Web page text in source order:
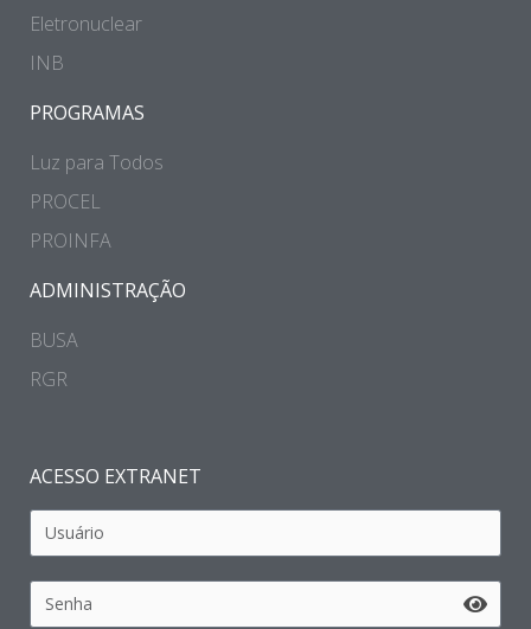
Eletronuclear
INB
PROGRAMAS
Luz para Todos
PROCEL
PROINFA
ADMINISTRAÇÃO
BUSA
RGR
ACESSO EXTRANET